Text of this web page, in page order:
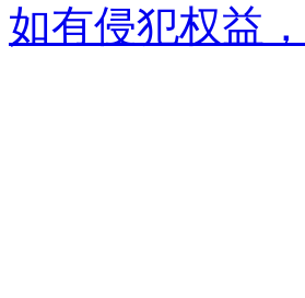
如有侵犯权益